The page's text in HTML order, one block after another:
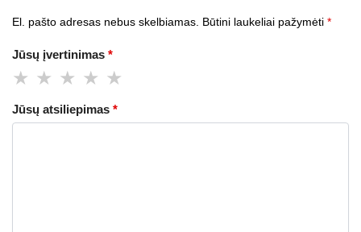
El. pašto adresas nebus skelbiamas. Būtini laukeliai pažymėti *
Jūsų įvertinimas *
Jūsų atsiliepimas *